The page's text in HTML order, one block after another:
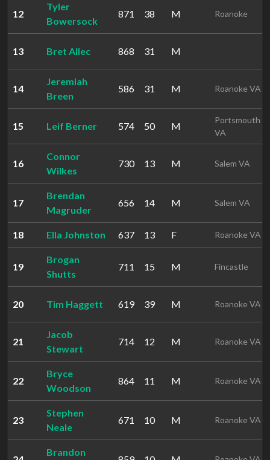
12
Tyler
Bowersock
871 38 M Roanoke
13 Bret Allec 868 31 M
14
Jeremiah
Breen
586 31 M Roanoke VA
15 Leif Berner 574 50 M
Portsmouth
VA
16
Connor
Wilkes
730 13 M Salem VA
17
Brendan
Magruder
656 14 M Salem VA
18 Ella Johnston 637 13 F Roanoke VA
19
Brogan
Shutts
711 15 M Fincastle
20 Tim Haggett 619 39 M Roanoke VA
21
Jacob
Stewart
714 12 M Roanoke VA
22
Bryce
Woodson
864 11 M Roanoke VA
23
Stephen
Neale
671 10 M Roanoke VA
Brandon